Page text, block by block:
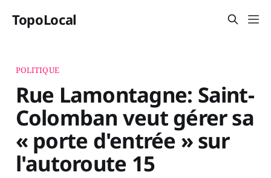
TopoLocal
POLITIQUE
Rue Lamontagne: Saint-
Colomban veut gérer sa
« porte d'entrée » sur
l'autoroute 15